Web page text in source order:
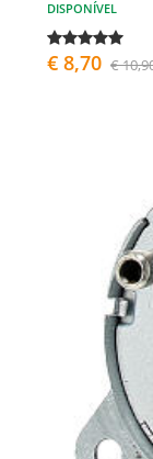
DISPONÍVEL
€ 8,70 €